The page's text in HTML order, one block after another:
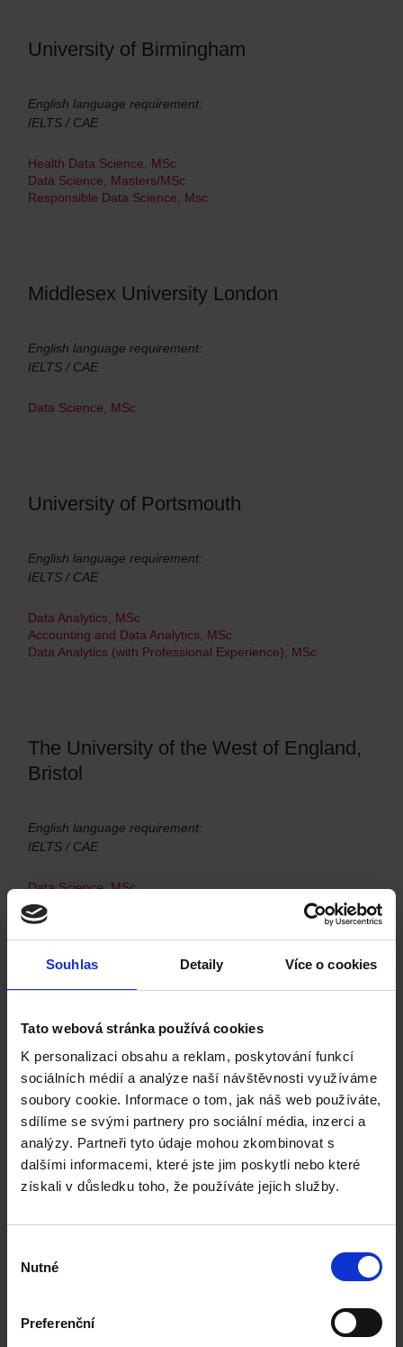
Souhlas Detaily Více o cookies
Tato webová stránka používá cookies
K personalizaci obsahu a reklam, poskytování funkcí
sociálních médií a analýze naší návštěvnosti využíváme
soubory cookie. Informace o tom, jak náš web používáte,
sdílíme se svými partnery pro sociální média, inzerci a
analýzy. Partneři tyto údaje mohou zkombinovat s
dalšími informacemi, které jste jim poskytli nebo které
získali v důsledku toho, že používáte jejich služby.
souhlasu
Nutné
Preferenční
University of Birmingham
English language requirement:
IELTS / CAE
Health Data Science, MSc
Data Science, Masters/MSc
Responsible Data Science, Msc
Middlesex University London
English language requirement:
IELTS / CAE
Data Science, MSc
University of Portsmouth
English language requirement:
IELTS / CAE
Data Analytics, MSc
Accounting and Data Analytics, MSc
Data Analytics (with Professional Experience), MSc
The University of the West of England,
Bristol
English language requirement:
IELTS / CAE
Data Science, MSc
Data Analytics for Government, MSc
English language requirement:
IELTS / CAE
Data Science, MSc
Data Science with Professional Placement, MSc
Applied Data Science, MSc
Applied Economics and Data Analysis, MSc
Data Science, MPhil
Data Science and its Applications, MSc